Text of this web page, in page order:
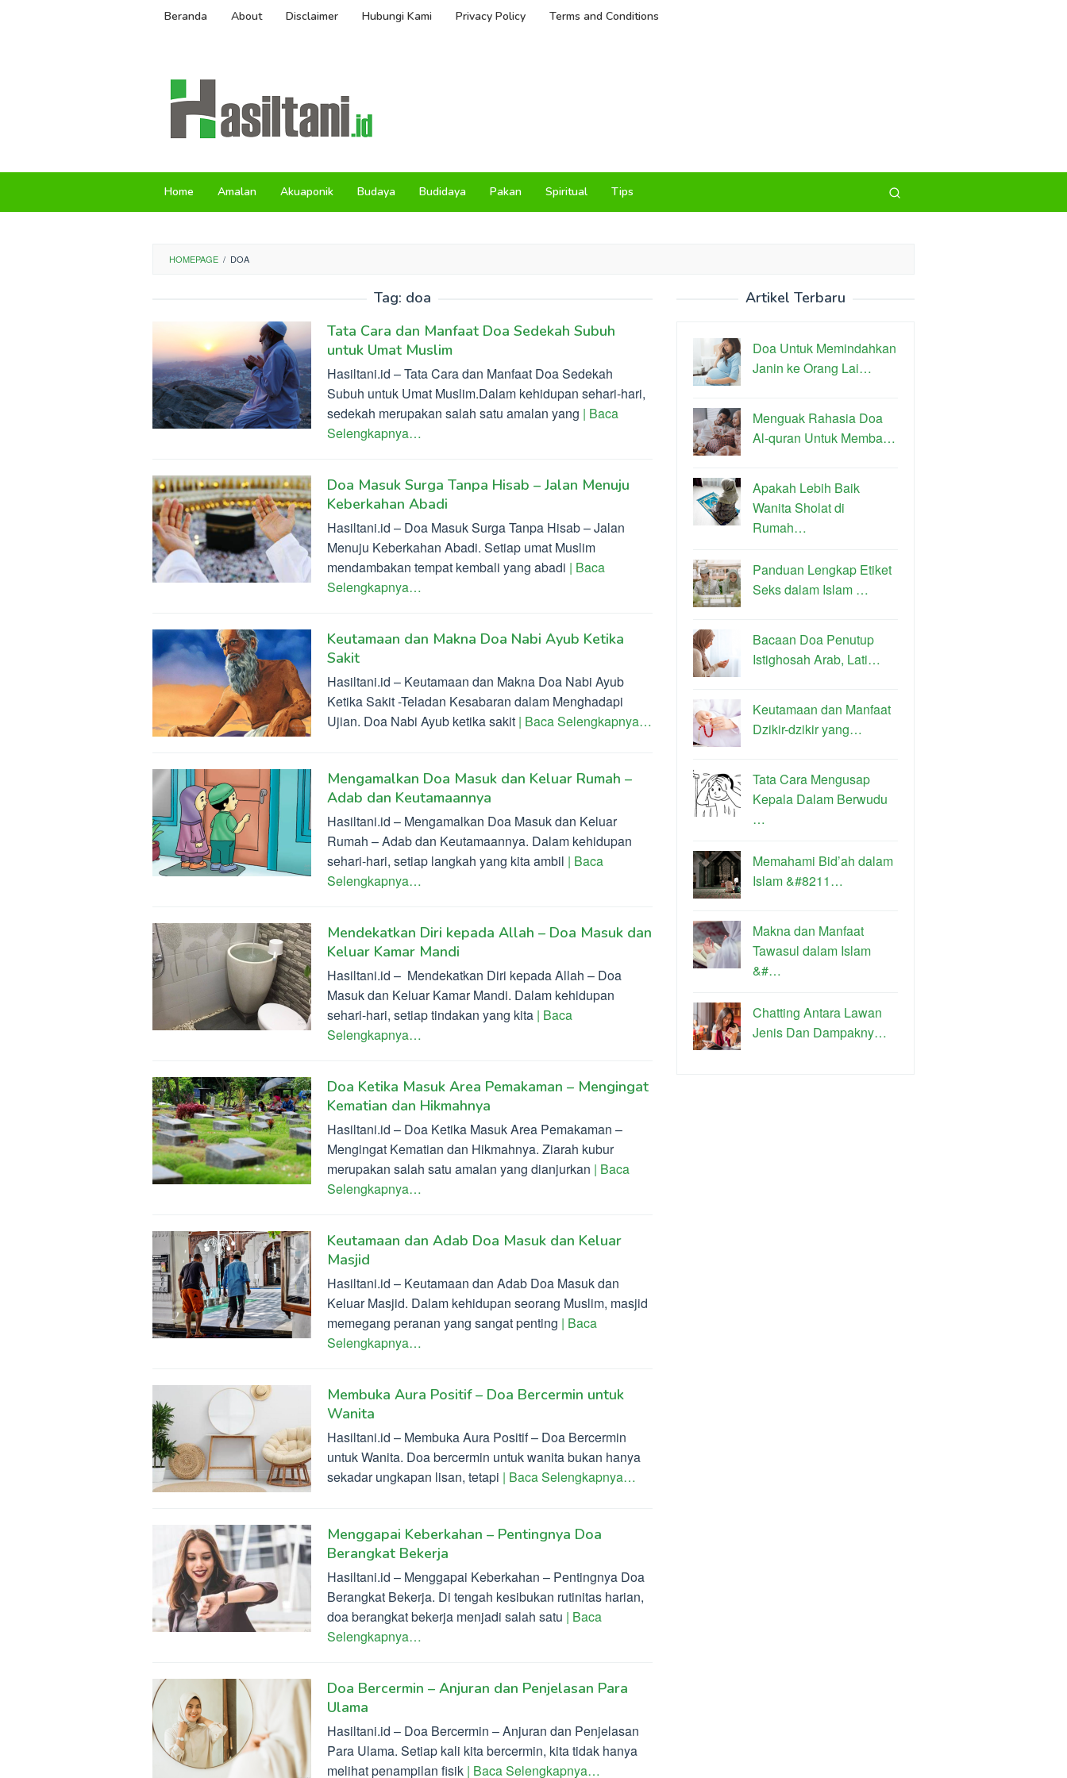
Beranda About Disclaimer Hubungi Kami Privacy Policy Terms and Conditions
Home Amalan Akuaponik Budaya Budidaya Pakan Spiritual Tips
HOMEPAGE / DOA
Tag: doa
Tata Cara dan Manfaat Doa Sedekah Subuh
untuk Umat Muslim
Hasiltani.id – Tata Cara dan Manfaat Doa Sedekah
Subuh untuk Umat Muslim.Dalam kehidupan sehari-hari,
sedekah merupakan salah satu amalan yang | Baca
Selengkapnya…
Doa Masuk Surga Tanpa Hisab – Jalan Menuju
Keberkahan Abadi
Hasiltani.id – Doa Masuk Surga Tanpa Hisab – Jalan
Menuju Keberkahan Abadi. Setiap umat Muslim
mendambakan tempat kembali yang abadi | Baca
Selengkapnya…
Keutamaan dan Makna Doa Nabi Ayub Ketika
Sakit
Hasiltani.id – Keutamaan dan Makna Doa Nabi Ayub
Ketika Sakit -Teladan Kesabaran dalam Menghadapi
Ujian. Doa Nabi Ayub ketika sakit | Baca Selengkapnya…
Mengamalkan Doa Masuk dan Keluar Rumah –
Adab dan Keutamaannya
Hasiltani.id – Mengamalkan Doa Masuk dan Keluar
Rumah – Adab dan Keutamaannya. Dalam kehidupan
sehari-hari, setiap langkah yang kita ambil | Baca
Selengkapnya…
Mendekatkan Diri kepada Allah – Doa Masuk dan
Keluar Kamar Mandi
Hasiltani.id – Mendekatkan Diri kepada Allah – Doa
Masuk dan Keluar Kamar Mandi. Dalam kehidupan
sehari-hari, setiap tindakan yang kita | Baca
Selengkapnya…
Doa Ketika Masuk Area Pemakaman – Mengingat
Kematian dan Hikmahnya
Hasiltani.id – Doa Ketika Masuk Area Pemakaman –
Mengingat Kematian dan Hikmahnya. Ziarah kubur
merupakan salah satu amalan yang dianjurkan | Baca
Selengkapnya…
Keutamaan dan Adab Doa Masuk dan Keluar
Masjid
Hasiltani.id – Keutamaan dan Adab Doa Masuk dan
Keluar Masjid. Dalam kehidupan seorang Muslim, masjid
memegang peranan yang sangat penting | Baca
Selengkapnya…
Membuka Aura Positif – Doa Bercermin untuk
Wanita
Hasiltani.id – Membuka Aura Positif – Doa Bercermin
untuk Wanita. Doa bercermin untuk wanita bukan hanya
sekadar ungkapan lisan, tetapi | Baca Selengkapnya…
Menggapai Keberkahan – Pentingnya Doa
Berangkat Bekerja
Hasiltani.id – Menggapai Keberkahan – Pentingnya Doa
Berangkat Bekerja. Di tengah kesibukan rutinitas harian,
doa berangkat bekerja menjadi salah satu | Baca
Selengkapnya…
Doa Bercermin – Anjuran dan Penjelasan Para
Ulama
Hasiltani.id – Doa Bercermin – Anjuran dan Penjelasan
Para Ulama. Setiap kali kita bercermin, kita tidak hanya
melihat penampilan fisik | Baca Selengkapnya…
Artikel Terbaru
Doa Untuk Memindahkan
Janin ke Orang Lai…
Menguak Rahasia Doa
Al-quran Untuk Memba…
Apakah Lebih Baik
Wanita Sholat di
Rumah…
Panduan Lengkap Etiket
Seks dalam Islam …
Bacaan Doa Penutup
Istighosah Arab, Lati…
Keutamaan dan Manfaat
Dzikir-dzikir yang…
Tata Cara Mengusap
Kepala Dalam Berwudu
…
Memahami Bid’ah dalam
Islam &#8211…
Makna dan Manfaat
Tawasul dalam Islam
&#…
Chatting Antara Lawan
Jenis Dan Dampakny…